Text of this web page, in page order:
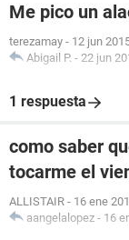
Me pico un
terezamay - 12 jun
Abigail P. - 22 jun
1 respuesta
como saber
tocarme el
ALLISTAIR - 16 ene
aangelalopez - 16